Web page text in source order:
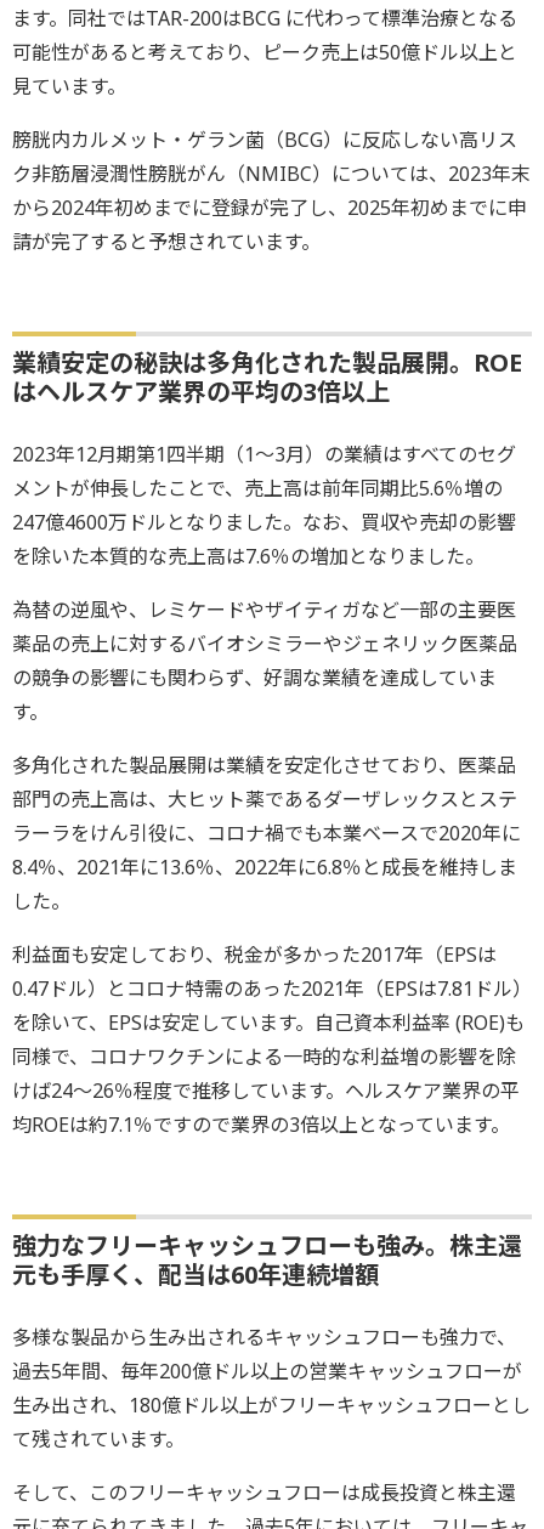
ます。同社ではTAR-200はBCG に代わって標準治療となる
可能性があると考えており、ピーク売上は50億ドル以上と
見ています。
膀胱内カルメット・ゲラン菌（BCG）に反応しない高リス
ク非筋層浸潤性膀胱がん（NMIBC）については、2023年末
から2024年初めまでに登録が完了し、2025年初めまでに申
請が完了すると予想されています。
業績安定の秘訣は多角化された製品展開。ROE
はヘルスケア業界の平均の3倍以上
2023年12月期第1四半期（1～3月）の業績はすべてのセグ
メントが伸長したことで、売上高は前年同期比5.6％増の
247億4600万ドルとなりました。なお、買収や売却の影響
を除いた本質的な売上高は7.6％の増加となりました。
為替の逆風や、レミケードやザイティガなど一部の主要医
薬品の売上に対するバイオシミラーやジェネリック医薬品
の競争の影響にも関わらず、好調な業績を達成していま
す。
多角化された製品展開は業績を安定化させており、医薬品
部門の売上高は、大ヒット薬であるダーザレックスとステ
ラーラをけん引役に、コロナ禍でも本業ベースで2020年に
8.4％、2021年に13.6％、2022年に6.8％と成長を維持しま
した。
利益面も安定しており、税金が多かった2017年（EPSは
0.47ドル）とコロナ特需のあった2021年（EPSは7.81ドル）
を除いて、EPSは安定しています。自己資本利益率 (ROE)も
同様で、コロナワクチンによる一時的な利益増の影響を除
けば24～26％程度で推移しています。ヘルスケア業界の平
均ROEは約7.1％ですので業界の3倍以上となっています。
強力なフリーキャッシュフローも強み。株主還
元も手厚く、配当は60年連続増額
多様な製品から生み出されるキャッシュフローも強力で、
過去5年間、毎年200億ドル以上の営業キャッシュフローが
生み出され、180億ドル以上がフリーキャッシュフローとし
て残されています。
そして、このフリーキャッシュフローは成長投資と株主還